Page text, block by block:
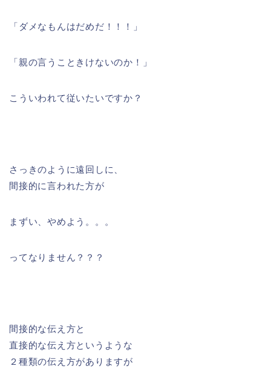
「ダメなもんはだめだ！！！」
「親の言うこときけないのか！」
こういわれて従いたいですか？
さっきのように遠回しに、
間接的に言われた方が
まずい、やめよう。。。
ってなりません？？？
間接的な伝え方と
直接的な伝え方というような
２種類の伝え方がありますが